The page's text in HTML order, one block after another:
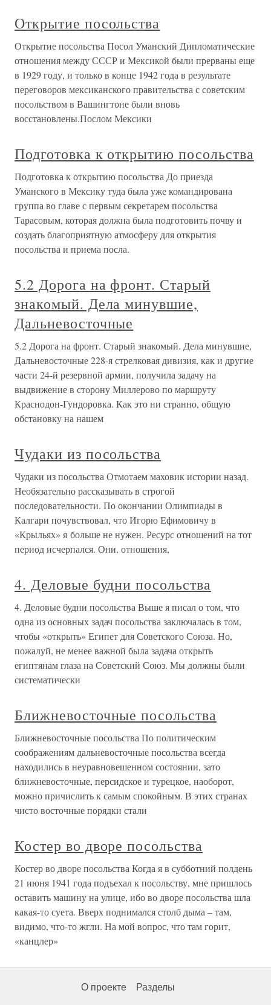
Открытие посольства
Открытие посольства Посол Уманский Дипломатические
отношения между СССР и Мексикой были прерваны еще
в 1929 году, и только в конце 1942 года в результате
переговоров мексиканского правительства с советским
посольством в Вашингтоне были вновь
восстановлены.Послом Мексики
Подготовка к открытию посольства
Подготовка к открытию посольства До приезда
Уманского в Мексику туда была уже командирована
группа во главе с первым секретарем посольства
Тарасовым, которая должна была подготовить почву и
создать благоприятную атмосферу для открытия
посольства и приема посла.
5.2 Дорога на фронт. Старый
знакомый. Дела минувшие,
Дальневосточные
5.2 Дорога на фронт. Старый знакомый. Дела минувшие,
Дальневосточные 228-я стрелковая дивизия, как и другие
части 24-й резервной армии, получила задачу на
выдвижение в сторону Миллерово по маршруту
Краснодон-Гундоровка. Как это ни странно, общую
обстановку на нашем
Чудаки из посольства
Чудаки из посольства Отмотаем маховик истории назад.
Необязательно рассказывать в строгой
последовательности. По окончании Олимпиады в
Калгари почувствовал, что Игорю Ефимовичу в
«Крыльях» я больше не нужен. Ресурс отношений на тот
период исчерпался. Они, отношения,
4. Деловые будни посольства
4. Деловые будни посольства Выше я писал о том, что
одна из основных задач посольства заключалась в том,
чтобы «открыть» Египет для Советского Союза. Но,
пожалуй, не менее важной была задача открыть
египтянам глаза на Советский Союз. Мы должны были
систематически
Ближневосточные посольства
Ближневосточные посольства По политическим
соображениям дальневосточные посольства всегда
находились в неуравновешенном состоянии, зато
ближневосточные, персидское и турецкое, наоборот,
можно причислить к самым спокойным. В этих странах
чисто восточные порядки стали
Костер во дворе посольства
Костер во дворе посольства Когда я в субботний полдень
21 июня 1941 года подъехал к посольству, мне пришлось
оставить машину на улице, ибо во дворе посольства шла
какая-то суета. Вверх поднимался столб дыма – там,
видимо, что-то жгли. На мой вопрос, что там горит,
«канцлер»
О проекте Разделы